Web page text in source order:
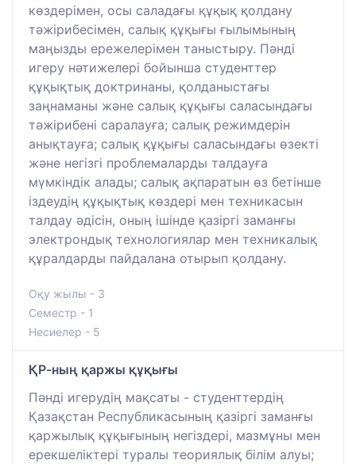
көздерімен, осы саладағы құқық қолдану
тәжірибесімен, салық құқығы ғылымының
маңызды ережелерімен таныстыру. Пәнді
игеру нәтижелері бойынша студенттер
құқықтық доктринаны, қолданыстағы
заңнаманы және салық құқығы саласындағы
тәжірибені саралауға; салық режимдерін
анықтауға; салық құқығы саласындағы өзекті
және негізгі проблемаларды талдауға
мүмкіндік алады; салық ақпаратын өз бетінше
іздеудің құқықтық көздері мен техникасын
талдау әдісін, оның ішінде қазіргі заманғы
электрондық технологиялар мен техникалық
құралдарды пайдалана отырып қолдану.
Оқу жылы - 3
Семестр - 1
Несиелер - 5
ҚР-ның қаржы құқығы
Пәнді игерудің мақсаты - студенттердің
Қазақстан Республикасының қазіргі заманғы
қаржылық құқығының негіздері, мазмұны мен
ерекшеліктері туралы теориялық білім алуы;